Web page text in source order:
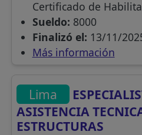
Certificado de
Sueldo: 8000
Finalizó el: 13/11/
Más información
Lima
ASISTENCIA
ESTRUCTURAS